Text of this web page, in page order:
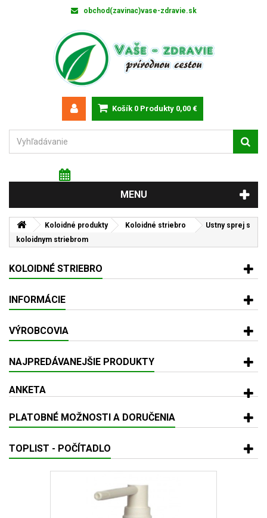
obchod(zavinac)vase-zdravie.sk
Košík 0 Produkty 0,00 €
MENU
Koloidné produkty Koloidné striebro
Ustny sprej s
koloidnym striebrom
KOLOIDNÉ STRIEBRO
INFORMÁCIE
VÝROBCOVIA
NAJPREDÁVANEJŠIE PRODUKTY
ANKETA
PLATOBNÉ MOŽNOSTI A DORUČENIA
TOPLIST - POČÍTADLO